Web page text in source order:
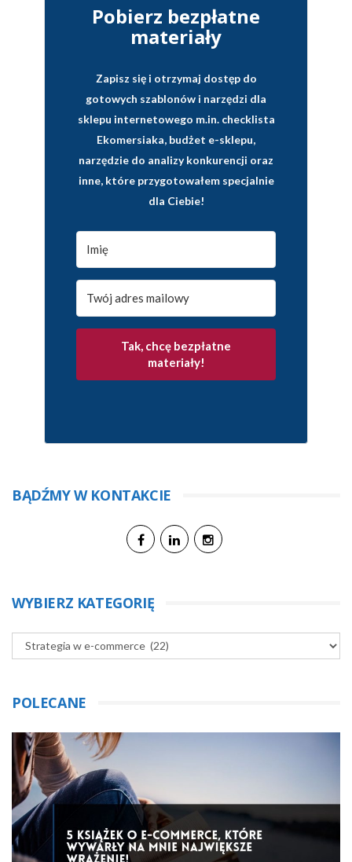
Pobierz bezpłatne
materiały
Zapisz się i otrzymaj dostęp do
gotowych szablonów i narzędzi dla
sklepu internetowego m.in. checklista
Ekomersiaka, budżet e-sklepu,
narzędzie do analizy konkurencji oraz
inne, które przygotowałem specjalnie
dla Ciebie!
Tak, chcę bezpłatne
materiały!
BĄDŹMY W KONTAKCIE
WYBIERZ KATEGORIĘ
POLECANE